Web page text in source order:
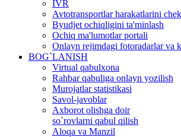
IVR
Avtotransportlar harakatlarini
Byudjet ochiqligini ta'minlash
Ochiq ma'lumotlar portali
Onlayn rejimdagi fotoradarlar va
BOG`LANISH
Virtual qabulxona
Rahbar qabuliga onlayn yozilish
Murojatlar statistikasi
Savol-javoblar
Axborot olishga doir
so`rovlarni qabul qilish
Aloqa va Manzil